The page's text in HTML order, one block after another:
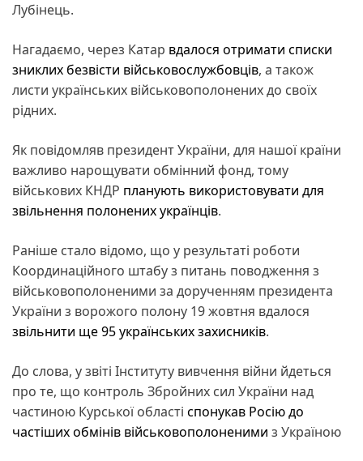
Лубінець.
Нагадаємо, через Катар вдалося отримати списки
зниклих безвісти військовослужбовців, а також
листи українських військовополонених до своїх
рідних.
Як повідомляв президент України, для нашої країни
важливо нарощувати обмінний фонд, тому
військових КНДР планують використовувати для
звільнення полонених українців.
Раніше стало відомо, що у результаті роботи
Координаційного штабу з питань поводження з
військовополоненими за дорученням президента
України з ворожого полону 19 жовтня вдалося
звільнити ще 95 українських захисників.
До слова, у звіті Інституту вивчення війни йдеться
про те, що контроль Збройних сил України над
частиною Курської області спонукав Росію до
частіших обмінів військовополоненими з Україною